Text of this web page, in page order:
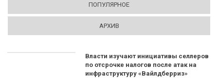
ПОПУЛЯРНОЕ
АРХИВ
Власти изучают инициативы селлеров
по отсрочке налогов после атак на
инфраструктуру «Вайлдберриз»